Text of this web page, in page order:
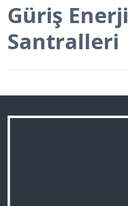
Güriş Enerji
Santralleri